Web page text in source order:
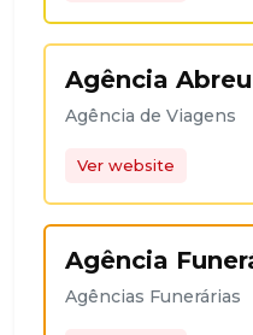
Agência Abreu
Agência de Viagens
Ver website
Agência
Agências Funerárias